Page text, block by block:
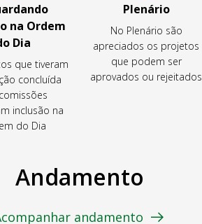
na Ordem
Dia
que tiveram
concluída
inclusão na
do Dia
Plenário
No Plenário são
apreciados os projetos
que podem ser
aprovados ou rejeitados
Andamento
andamento